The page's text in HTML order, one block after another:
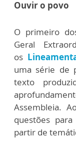
Ouvir o povo
O primeiro
Geral
os
uma série de
texto
Assembleia.
questões
partir de